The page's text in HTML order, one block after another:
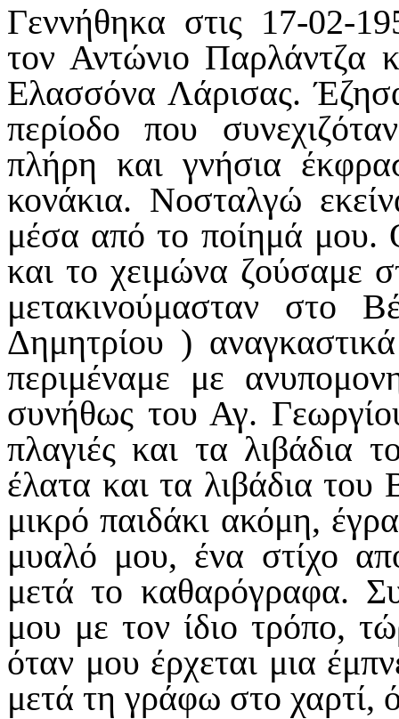
Γεννήθηκα στις 17-02-
τον Αντώνιο Παρλάντζα
Ελασσόνα Λάρισας.
περίοδο που
πλήρη και γνήσια
κονάκια. Νοσταλγώ
μέσα από το ποίημά μου.
και το χειμώνα ζούσαμε
μετακινούμασταν στο
Δημητρίου )
περιμέναμε με
συνήθως του Αγ.
πλαγιές και τα λιβάδια
έλατα και τα λιβάδια
μικρό παιδάκι ακόμη,
μυαλό μου, ένα στίχο
μετά το καθαρόγραφα.
μου με τον ίδιο τρόπο,
όταν μου έρχεται μια
μετά τη γράφω στο χαρτί,